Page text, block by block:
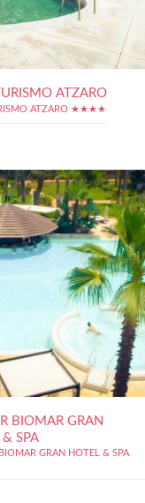
ATZARO
ATZARO ★★★★
BIOMAR GRAN
SPA
GRAN HOTEL & SPA